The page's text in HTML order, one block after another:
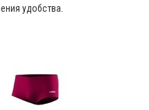
удобства.